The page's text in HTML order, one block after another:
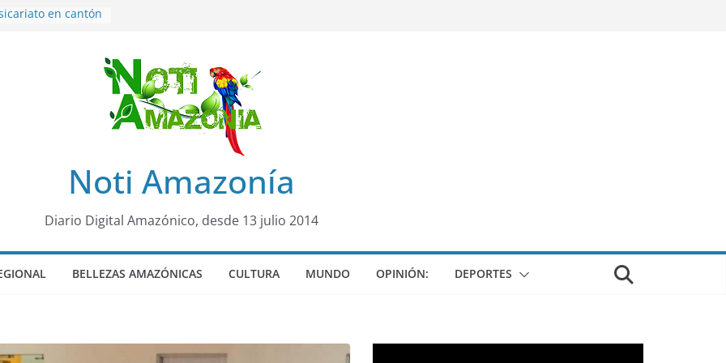
en cantón
Colo de ChileNoti Amazonía
Diario Digital Amazónico, desde 13 julio 2014
BELLEZAS AMAZÓNICAS CULTURA MUNDO OPINIÓN: DEPORTES